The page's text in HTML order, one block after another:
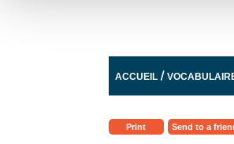
ACCUEIL /
Print Send to a